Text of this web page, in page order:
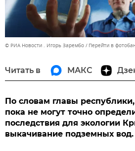
© РИА Новости . Игорь Зарембо Перейти в
Читать в МАКС
По словам главы
пока не могут точно
последствия для экологии
выкачивание подземных вод.